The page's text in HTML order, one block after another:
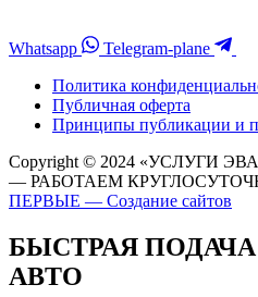
Whatsapp
Telegram-plane
Политика
Публичная оферта
Принципы публикации и
Copyright © 2024 «УСЛУГИ
— РАБОТАЕМ
ПЕРВЫЕ — Создание сайтов
БЫСТРАЯ
АВТО